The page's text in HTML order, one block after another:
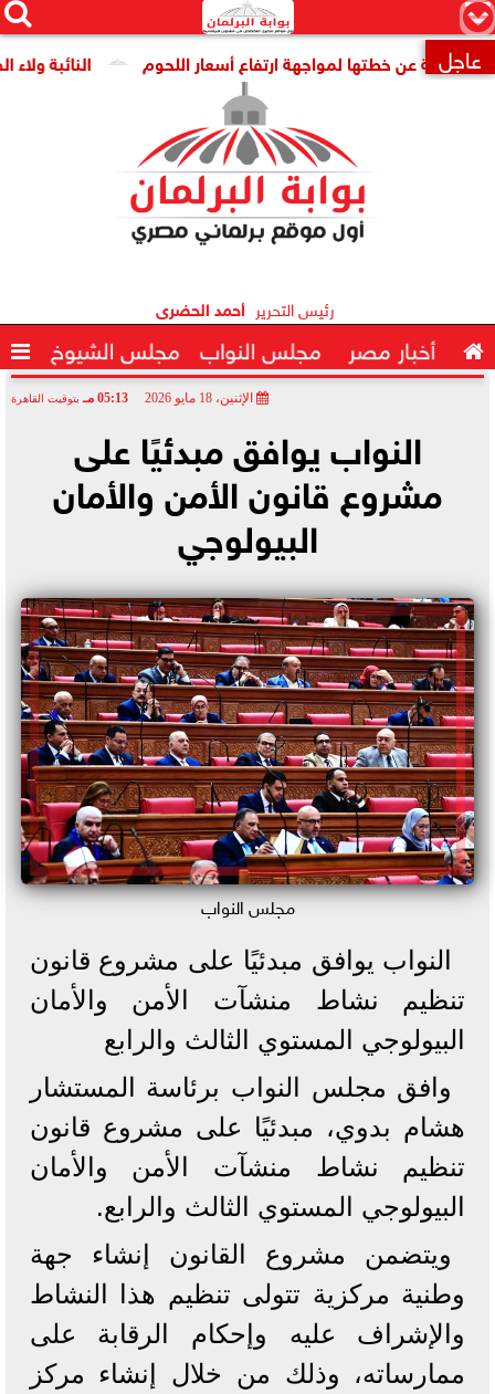
×


 عاجل النائبة ولاء عن خطتها لمواجهة ارتفاع أسعار اللحوم
رئيس التحرير أحمد الحضرى
 أخبار مصر مجلس النواب مجلس الشيوخ 
الإثنين، 18 مايو 2026 05:13 مـ بتوقيت القاهرة
النواب يوافق مبدئيًا على
مشروع قانون الأمن والأمان
البيولوجي
مجلس النواب
النواب يوافق مبدئيًا على مشروع قانون
تنظيم نشاط منشآت الأمن والأمان
البيولوجي المستوي الثالث والرابع
وافق مجلس النواب برئاسة المستشار
هشام بدوي، مبدئيًا على مشروع قانون
تنظيم نشاط منشآت الأمن والأمان
البيولوجي المستوي الثالث والرابع.
ويتضمن مشروع القانون إنشاء جهة
وطنية مركزية تتولى تنظيم هذا النشاط
والإشراف عليه وإحكام الرقابة على
ممارساته، وذلك من خلال إنشاء مركز